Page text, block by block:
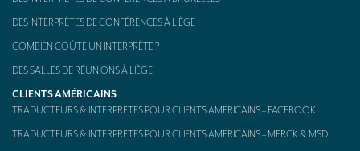
Kit d’interprétation mobile – aussi appelé « Bidule »
CONTACT
DES INTERPRÈTES DE CONFÉRENCES À LIÈGE
COMBIEN COÛTE UN INTERPRÈTE ?
DES SALLES DE RÉUNIONS À LIÈGE
CLIENTS AMÉRICAINS
TRADUCTEURS & INTERPRÈTES POUR CLIENTS AMÉRICAINS – FACEBOOK
TRADUCTEURS & INTERPRÈTES POUR CLIENTS AMÉRICAINS – MERCK & MSD